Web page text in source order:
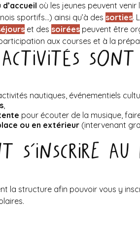
d’accueil où les jeunes peuvent
sportifs…) ainsi qu’à des sorties.
et des soirées peuvent être
aux courses et à la
sont
nautiques, événementiels
,
pour écouter de la musique,
ou en extérieur (intervenant
s’inscrire au
la structure afin pouvoir vous y